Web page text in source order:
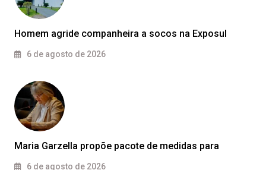
Homem agride companheira a socos na Exposul
6 de agosto de 2026
Maria Garzella propõe pacote de medidas para
6 de agosto de 2026